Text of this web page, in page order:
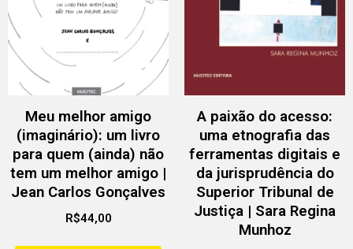
Meu melhor amigo
(imaginário): um livro
para quem (ainda) não
tem um melhor amigo |
Jean Carlos Gonçalves
R$44,00
A paixão do acesso:
uma etnografia das
ferramentas digitais e
da jurisprudência do
Superior Tribunal de
Justiça | Sara Regina
Munhoz